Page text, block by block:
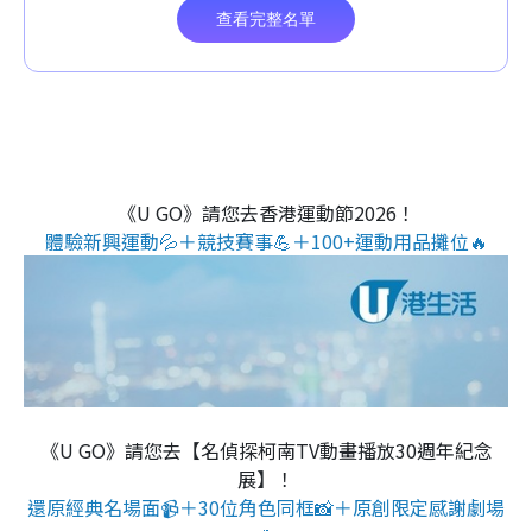
《U GO》請您去香港運動節2026！
體驗新興運動💦＋競技賽事💪＋100+運動用品攤位🔥
《U GO》請您去【名偵探柯南TV動畫播放30週年紀念
展】！
還原經典名場面📹＋30位角色同框📸＋原創限定感謝劇場